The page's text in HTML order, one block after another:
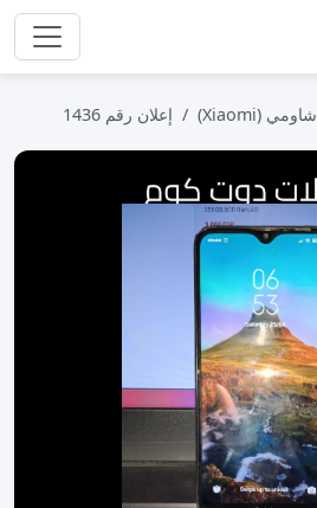
شاومي (Xiaomi) إعلان رقم 1436